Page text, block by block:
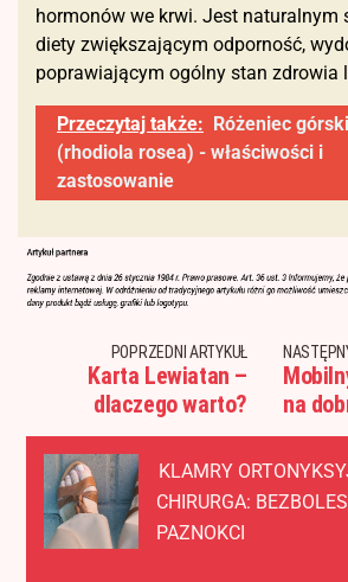
hormonów we krwi. Jest naturalnym
diety zwiększającym odporność,
poprawiającym ogólny stan zdrowia
Przeczytaj także: Różeniec górski
(rhodiola rosea) - właściwości i
zastosowanie
POPRZEDNI ARTYKUŁ
Karta Lewiatan –
dlaczego warto?
na
KLAMRY
CHIRURGA:
PAZNOKCI